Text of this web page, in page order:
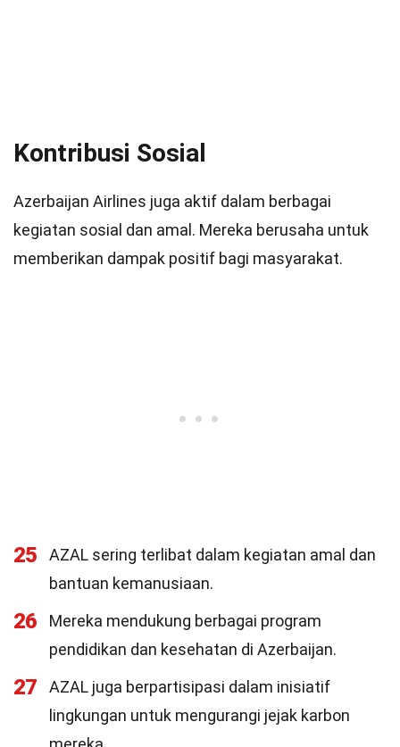
Kontribusi Sosial
Azerbaijan Airlines juga aktif dalam berbagai
kegiatan sosial dan amal. Mereka berusaha untuk
memberikan dampak positif bagi masyarakat.
25
AZAL sering terlibat dalam kegiatan amal dan
bantuan kemanusiaan.
26
Mereka mendukung berbagai program
pendidikan dan kesehatan di Azerbaijan.
27
AZAL juga berpartisipasi dalam inisiatif
lingkungan untuk mengurangi jejak karbon